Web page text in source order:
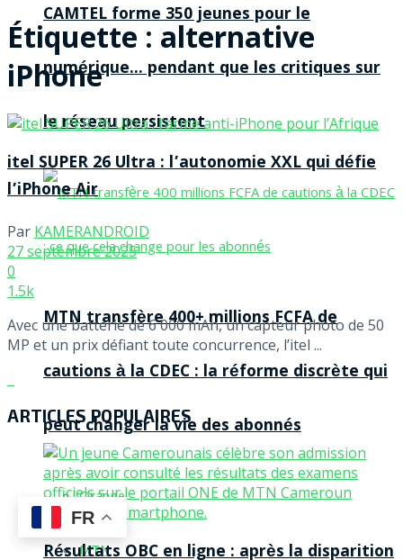
CAMTEL forme 350 jeunes pour le
numérique… pendant que les critiques sur
le réseau persistent
MTN transfère 400+ millions FCFA de
cautions à la CDEC : la réforme discrète qui
peut changer la vie des abonnés
Orange
MTN
Étiquette : alternative
iPhone
itel SUPER 26 Ultra : l’autonomie XXL qui défie
l’iPhone Air
Par KAMERANDROID
27 septembre 2025
0
1.5k
Avec une batterie de 6 000 mAh, un capteur photo de 50
MP et un prix défiant toute concurrence, l’itel ...
ARTICLES POPULAIRES
Résultats OBC en ligne : après la disparition
FR